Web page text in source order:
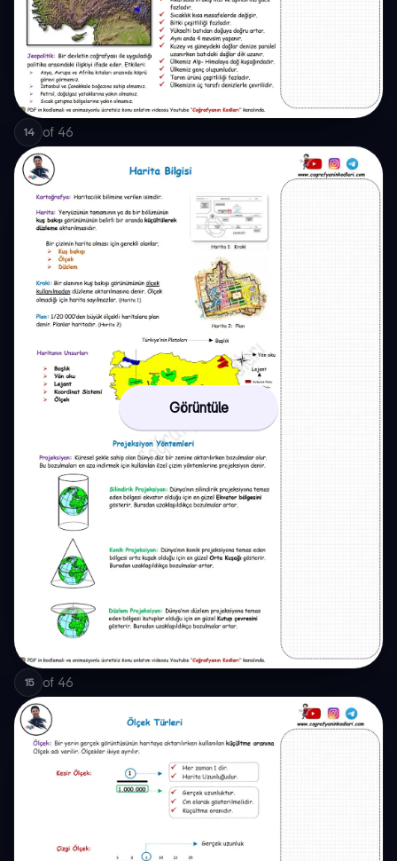
14 of 46
Görüntüle
15 of 46